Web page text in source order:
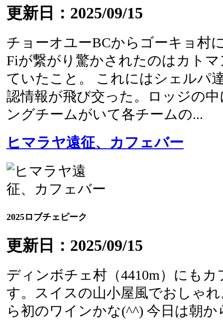
更新日：2025/09/15
チョーオユーBCからゴーキョ村
Fiが繋がり驚かされたのはカト
ていたこと。 これにはシェルパ
認情報が飛び交った。ロッジの
ングチームがいて各チームの...
ヒマラヤ遠征、カフェバー
2025ロブチェピーク
更新日：2025/09/15
ディンボチェ村（4410m）にも
す。スイスの山小屋風でおしゃ
ら初のワインかな(^^) 今日は朝